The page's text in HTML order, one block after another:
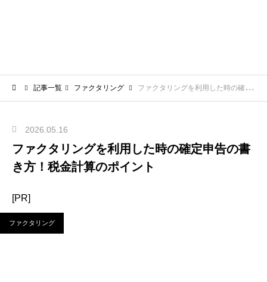
記事一覧 ファクタリング ファクタリングを利用した時の確定申告の書き方！税金計算のポイント
2026.05.16
ファクタリングを利用した時の確定申告の書
き方！税金計算のポイント
[PR]
ファクタリング